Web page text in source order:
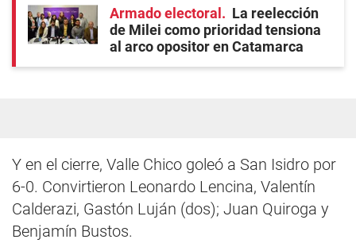
Armado electoral
La reelección
de Milei como prioridad tensiona
al arco opositor en Catamarca
Y en el cierre, Valle Chico goleó a San Isidro por
6-0. Convirtieron Leonardo Lencina, Valentín
Calderazi, Gastón Luján (dos); Juan Quiroga y
Benjamín Bustos.